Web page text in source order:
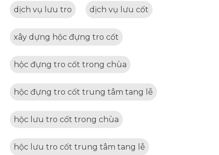
dịch vụ lưu tro dịch vụ lưu cốt
xây dựng hộc đựng tro cốt
hộc đựng tro cốt trong chùa
hộc đựng tro cốt trung tâm tang lễ
hộc lưu tro cốt trong chùa
hộc lưu tro cốt trung tâm tang lễ